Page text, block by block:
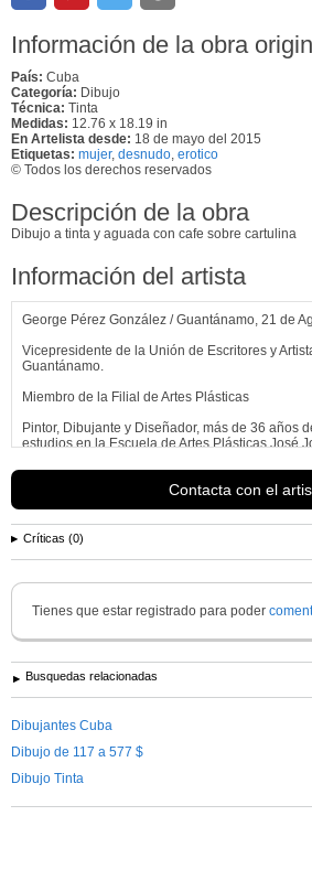
Información de la obra
País: Cuba
Categoría: Dibujo
Técnica: Tinta
Medidas: 12.76 x 18.19 in
En Artelista desde: 18 de mayo del 2015
Etiquetas: mujer, desnudo erotico
© Todos los derechos reservados
Descripción de la obra
Dibujo a tinta y aguada con cafe sobre cartulina
Información del artista
George Pérez González / Guantánamo, 21 de
Vicepresidente de la Unión de Escritores y
Guantánamo.
Miembro de la Filial de Artes Plásticas
Pintor, Dibujante y Diseñador, más de 36 años
estudios en la Escuela de Artes Plásticas José
graduándose en la especialidad de Pintura.
Contacta con el
Críticas (0)
Tienes que estar registrado para poder
Busquedas relacionadas
Dibujantes Cuba
Dibujo de 117 a 577 $
Dibujo Tinta